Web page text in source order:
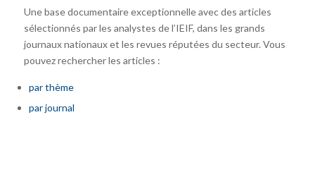
Une base documentaire exceptionnelle avec des articles
sélectionnés par les analystes de l’IEIF, dans les grands
journaux nationaux et les revues réputées du secteur. Vous
pouvez rechercher les articles :
par thème
par journal